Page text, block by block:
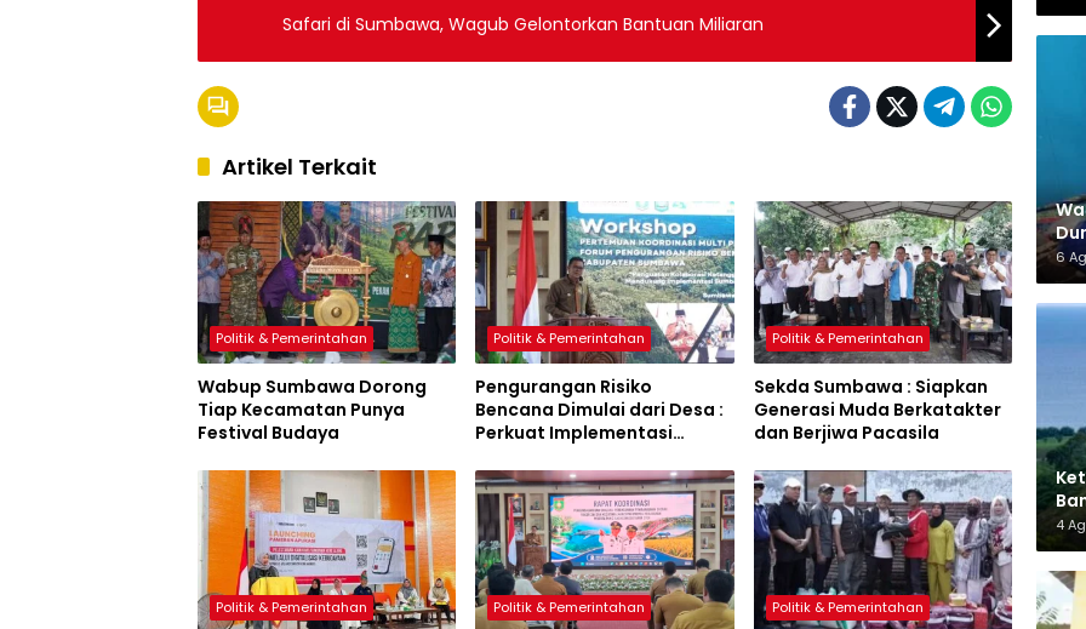
Safari di Sumbawa, Wagub Gelontorkan Bantuan Miliaran
Artikel Terkait
Politik & Pemerintahan
Wabup Sumbawa Dorong
Tiap Kecamatan Punya
Festival Budaya
Politik & Pemerintahan
Pengurangan Risiko
Bencana Dimulai dari Desa :
Perkuat Implementasi
Politik & Pemerintahan
Sekda Sumbawa : Siapkan
Generasi Muda Berkatakter
dan Berjiwa Pacasila
Politik & Pemerintahan Politik & Pemerintahan Politik & Pemerintahan
6
4